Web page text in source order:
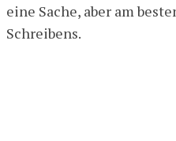
eine Sache, aber am
Schreibens.